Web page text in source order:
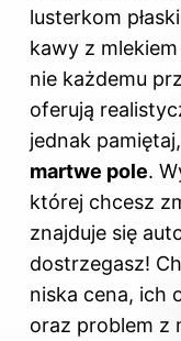
lusterkom
kawy z
nie każdemu
oferują
jednak
martwe pole.
której chcesz
znajduje się
dostrzegasz!
niska cena, ich
oraz problem z